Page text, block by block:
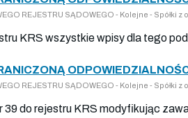
REJESTRU SĄDOWEGO - Kolejne - Spółki
KRS wszystkie wpisy dla tego
REJESTRU SĄDOWEGO - Kolejne - Spółki
39 do rejestru KRS modyfikując